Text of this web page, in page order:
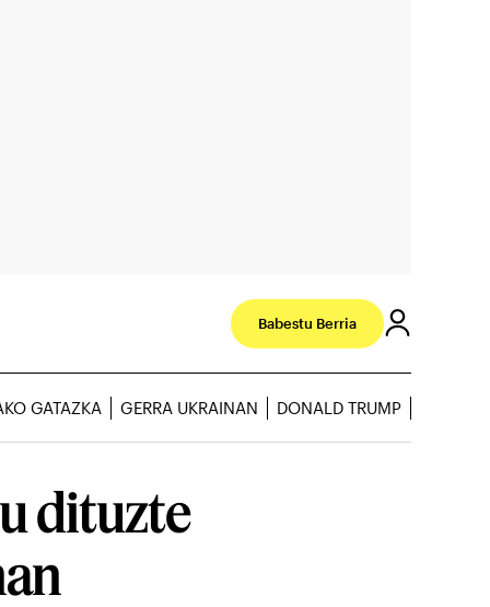
Babestu Berria
GATAZKA GERRA UKRAINAN DONALD TRUMP
dituzte